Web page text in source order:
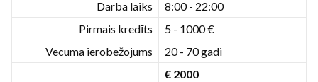
Darba laiks
8:00 - 22:00
Pirmais kredīts
5 - 1000 €
Vecuma ierobežojums
20 - 70 gadi
€ 2000